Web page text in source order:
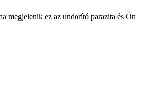
megjelenik ez az undorító parazita és Ön